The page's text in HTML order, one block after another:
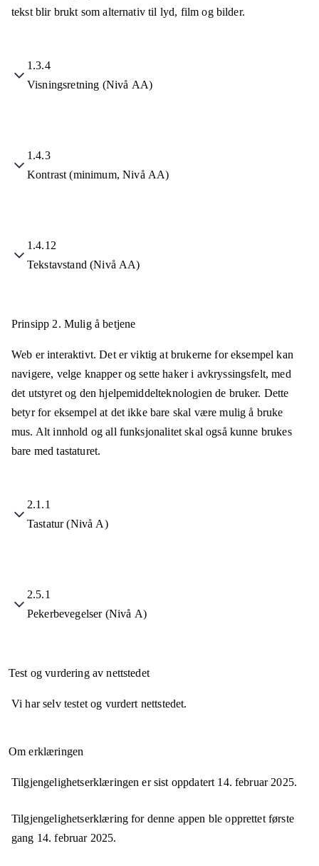
tekst blir brukt som alternativ til lyd, film og bilder.
1.3.4
Visningsretning (Nivå AA)
1.4.3
Kontrast (minimum, Nivå AA)
1.4.12
Tekstavstand (Nivå AA)
Prinsipp 2. Mulig å betjene
Web er interaktivt. Det er viktig at brukerne for eksempel kan
navigere, velge knapper og sette haker i avkryssingsfelt, med
det utstyret og den hjelpemiddelteknologien de bruker. Dette
betyr for eksempel at det ikke bare skal være mulig å bruke
mus. Alt innhold og all funksjonalitet skal også kunne brukes
bare med tastaturet.
2.1.1
Tastatur (Nivå A)
2.5.1
Pekerbevegelser (Nivå A)
Test og vurdering av nettstedet
Vi har selv testet og vurdert nettstedet.
Om erklæringen
Tilgjengelighetserklæringen er sist oppdatert 14. februar 2025.
Tilgjengelighetserklæring for denne appen ble opprettet første
gang 14. februar 2025.